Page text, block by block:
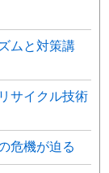
ムと対策講
サイクル技術
危機が迫る